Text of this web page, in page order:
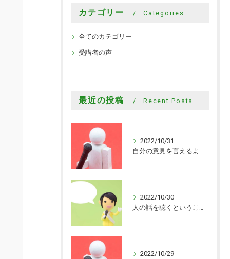
カテゴリー Categories
全てのカテゴリー
受講者の声
最近の投稿 Recent Posts
2022/10/31
自分の意見を言えるようになった
2022/10/30
人の話を聴くということがまだまだできていないことを知ることができました
2022/10/29